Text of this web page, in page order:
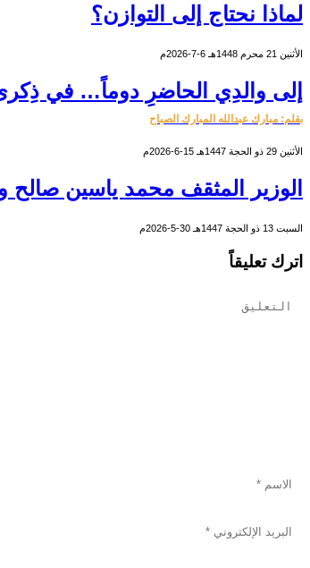
لماذا نحتاج إلى التوازن؟
الأثنين 21 محرم 1448هـ 6-7-2026م
إلى والدِي الحاضرِ دوماً… في
بقلم: مبارك عبدالله المبارك الصباح
الأثنين 29 ذو الحجة 1447هـ 15-6-2026م
الوزير المثقف محمد ياسين صالح
السبت 13 ذو الحجة 1447هـ 30-5-2026م
اترك تعليقاً